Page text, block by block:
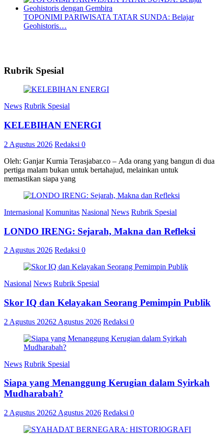
TOPONIMI PARIWISATA TATAR SUNDA: Belajar
Geohistoris…
Rubrik Spesial
News Rubrik Spesial
KELEBIHAN ENERGI
2 Agustus 2026 Redaksi 0
Oleh: Ganjar Kurnia Terasjabar.co – Ada orang yang bangun di dua
pertiga malam bukan untuk bertahajud, melainkan untuk
memastikan siapa yang
Internasional Komunitas Nasional News Rubrik Spesial
LONDO IRENG: Sejarah, Makna dan Refleksi
2 Agustus 2026 Redaksi 0
Nasional News Rubrik Spesial
Skor IQ dan Kelayakan Seorang Pemimpin Publik
2 Agustus 20262 Agustus 2026 Redaksi 0
News Rubrik Spesial
Siapa yang Menanggung Kerugian dalam Syirkah
Mudharabah?
2 Agustus 20262 Agustus 2026 Redaksi 0